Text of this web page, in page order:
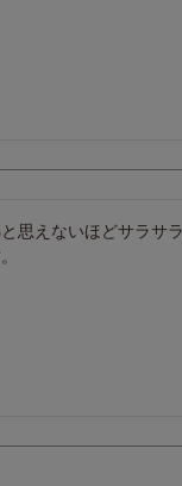
思えないほどサラサ